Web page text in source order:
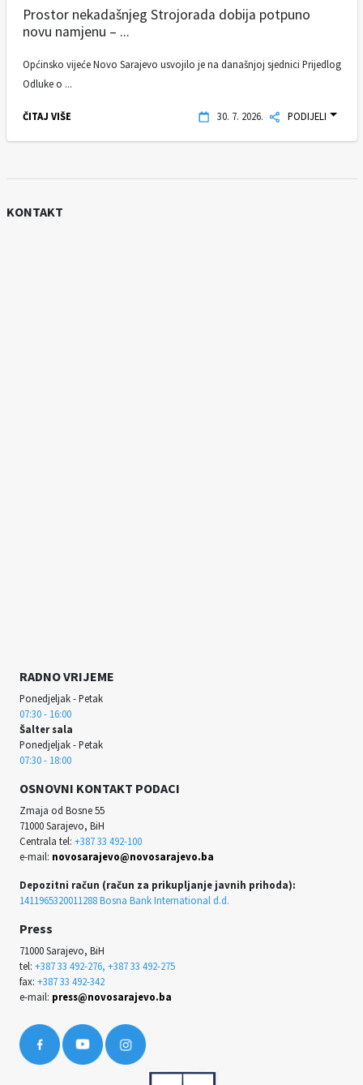
Prostor nekadašnjeg Strojorada dobija potpuno
novu namjenu – ...
Općinsko vijeće Novo Sarajevo usvojilo je na današnjoj sjednici Prijedlog
Odluke o ...
ČITAJ VIŠE 30. 7. 2026. PODIJELI
KONTAKT
RADNO VRIJEME
Ponedjeljak - Petak
07:30 - 16:00
Šalter sala
Ponedjeljak - Petak
07:30 - 18:00
OSNOVNI KONTAKT PODACI
Zmaja od Bosne 55
71000 Sarajevo, BiH
Centrala tel: +387 33 492-100
e-mail: novosarajevo@novosarajevo.ba
Depozitni račun (račun za prikupljanje javnih prihoda):
1411965320011288 Bosna Bank International d.d.
Press
71000 Sarajevo, BiH
tel: +387 33 492-276, +387 33 492-275
fax: +387 33 492-342
e-mail: press@novosarajevo.ba